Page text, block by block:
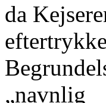
da
„navnlig